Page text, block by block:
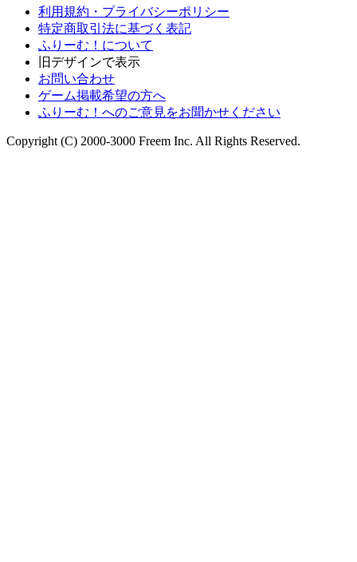
利用規約・プライバシーポリシー
特定商取引法に基づく表記
ふりーむ！について
旧デザインで表示
お問い合わせ
ゲーム掲載希望の方へ
ふりーむ！へのご意見をお聞かせください
Copyright (C) 2000-3000 Freem Inc. All Rights Reserved.